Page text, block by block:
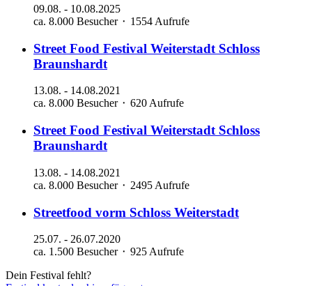
09.08. - 10.08.2025
ca. 8.000 Besucher ⬝ 1554 Aufrufe
Street Food Festival Weiterstadt Schloss
Braunshardt
13.08. - 14.08.2021
ca. 8.000 Besucher ⬝ 620 Aufrufe
Street Food Festival Weiterstadt Schloss
Braunshardt
13.08. - 14.08.2021
ca. 8.000 Besucher ⬝ 2495 Aufrufe
Streetfood vorm Schloss Weiterstadt
25.07. - 26.07.2020
ca. 1.500 Besucher ⬝ 925 Aufrufe
Dein Festival fehlt?